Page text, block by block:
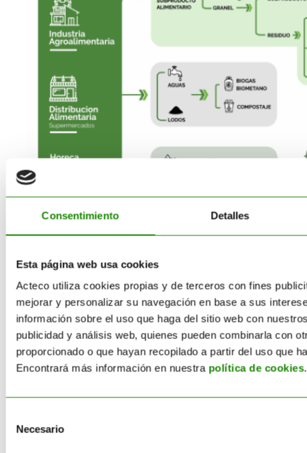
Consentimiento Detalles
Esta página web usa cookies
Acteco utiliza cookies propias y de terceros con fines
mejorar y personalizar su navegación en base a sus
información sobre el uso que haga del sitio web con
publicidad y análisis web, quienes pueden combinarla con
proporcionado o que hayan recopilado a partir del uso que
Encontrará más información en nuestra política de cookies.
Necesario
Transforma la
gestión de
residuos
orgánicos en una
ventaja para tu
empresa
de residuos orgánicos